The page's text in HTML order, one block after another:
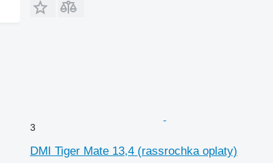
3
DMI Tiger Mate 13,4 (rassrochka oplaty)